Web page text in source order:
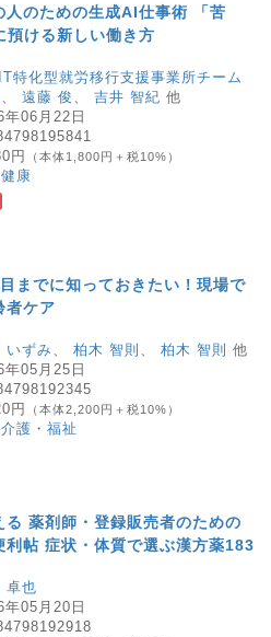
人のための生成AI仕事術 「苦
預ける新しい働き方
特化型就労移行支援事業所チーム
遠藤 俊 吉井 智紀 他
年06月22日
円 （本体1,800円＋税10%）
健康
までに知っておきたい！現場で
者ケア
いずみ 柏木 智則 柏木 智則 他
年05月25日
円 （本体2,200円＋税10%）
介護・福祉
る 薬剤師・登録販売者のための
利帖 症状・体質で選ぶ漢方薬183
卓也
年05月20日